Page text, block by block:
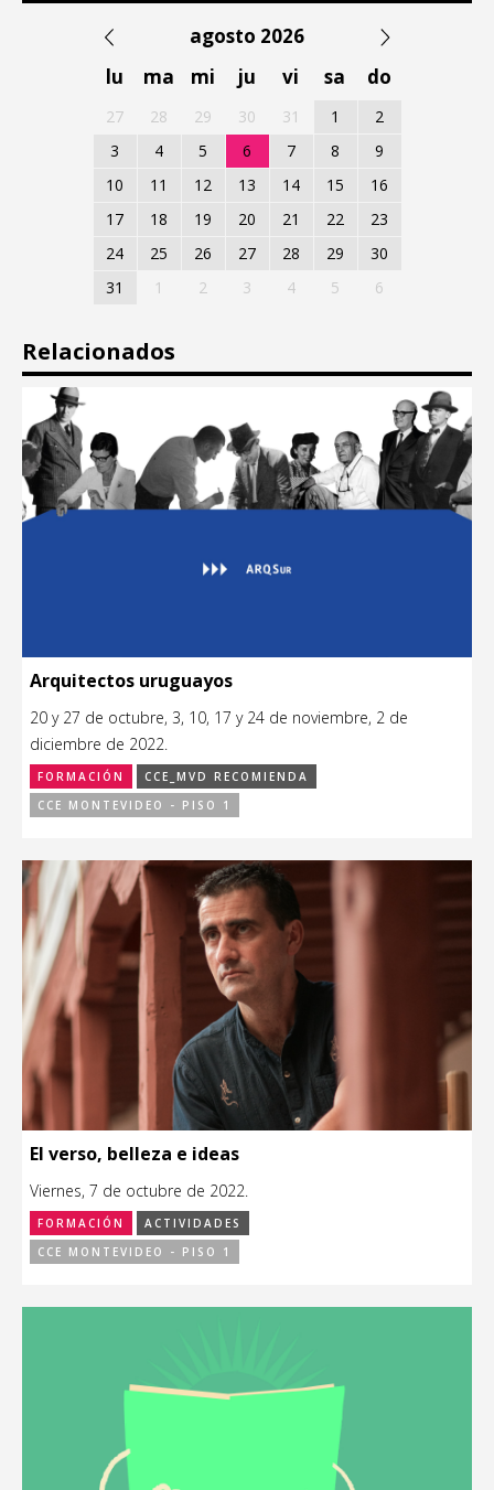
agosto 2026
lu
ma mi ju vi sa do
27 28 29 30 31 1
2
3
4 5 6 7 8
9
10
11 12 13 14 15
16
17
18 19 20 21 22
23
24
25 26 27 28 29
30
31
1 2 3 4 5 6
Relacionados
Arquitectos uruguayos
20 y 27 de octubre, 3, 10, 17 y 24 de noviembre, 2 de
diciembre de 2022.
FORMACIÓN
CCE_MVD RECOMIENDA
CCE MONTEVIDEO - PISO 1
El verso, belleza e ideas
Viernes, 7 de octubre de 2022.
FORMACIÓN
ACTIVIDADES
CCE MONTEVIDEO - PISO 1